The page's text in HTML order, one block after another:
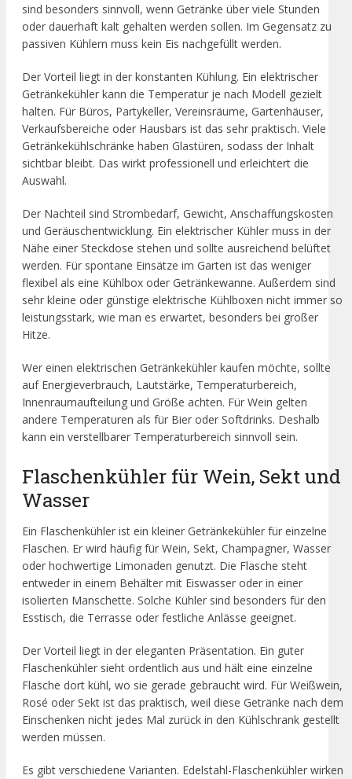
sind besonders sinnvoll, wenn Getränke über viele Stunden
oder dauerhaft kalt gehalten werden sollen. Im Gegensatz zu
passiven Kühlern muss kein Eis nachgefüllt werden.
Der Vorteil liegt in der konstanten Kühlung. Ein elektrischer
Getränkekühler kann die Temperatur je nach Modell gezielt
halten. Für Büros, Partykeller, Vereinsräume, Gartenhäuser,
Verkaufsbereiche oder Hausbars ist das sehr praktisch. Viele
Getränkekühlschränke haben Glastüren, sodass der Inhalt
sichtbar bleibt. Das wirkt professionell und erleichtert die
Auswahl.
Der Nachteil sind Strombedarf, Gewicht, Anschaffungskosten
und Geräuschentwicklung. Ein elektrischer Kühler muss in der
Nähe einer Steckdose stehen und sollte ausreichend belüftet
werden. Für spontane Einsätze im Garten ist das weniger
flexibel als eine Kühlbox oder Getränkewanne. Außerdem sind
sehr kleine oder günstige elektrische Kühlboxen nicht immer so
leistungsstark, wie man es erwartet, besonders bei großer
Hitze.
Wer einen elektrischen Getränkekühler kaufen möchte, sollte
auf Energieverbrauch, Lautstärke, Temperaturbereich,
Innenraumaufteilung und Größe achten. Für Wein gelten
andere Temperaturen als für Bier oder Softdrinks. Deshalb
kann ein verstellbarer Temperaturbereich sinnvoll sein.
Flaschenkühler für Wein, Sekt und
Wasser
Ein Flaschenkühler ist ein kleiner Getränkekühler für einzelne
Flaschen. Er wird häufig für Wein, Sekt, Champagner, Wasser
oder hochwertige Limonaden genutzt. Die Flasche steht
entweder in einem Behälter mit Eiswasser oder in einer
isolierten Manschette. Solche Kühler sind besonders für den
Esstisch, die Terrasse oder festliche Anlässe geeignet.
Der Vorteil liegt in der eleganten Präsentation. Ein guter
Flaschenkühler sieht ordentlich aus und hält eine einzelne
Flasche dort kühl, wo sie gerade gebraucht wird. Für Weißwein,
Rosé oder Sekt ist das praktisch, weil diese Getränke nach dem
Einschenken nicht jedes Mal zurück in den Kühlschrank gestellt
werden müssen.
Es gibt verschiedene Varianten. Edelstahl-Flaschenkühler wirken